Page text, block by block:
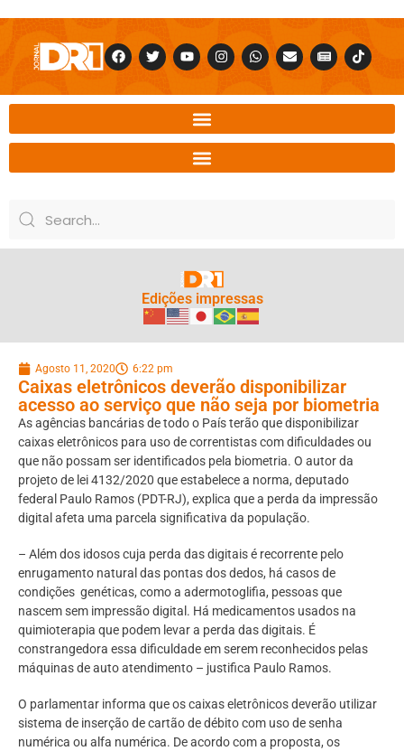
Edições impressas
Agosto 11, 2020 6:22 pm
Caixas eletrônicos deverão disponibilizar
acesso ao serviço que não seja por biometria
As agências bancárias de todo o País terão que disponibilizar
caixas eletrônicos para uso de correntistas com dificuldades ou
que não possam ser identificados pela biometria. O autor da
projeto de lei 4132/2020 que estabelece a norma, deputado
federal Paulo Ramos (PDT-RJ), explica que a perda da impressão
digital afeta uma parcela significativa da população.
– Além dos idosos cuja perda das digitais é recorrente pelo
enrugamento natural das pontas dos dedos, há casos de
condições genéticas, como a adermotoglifia, pessoas que
nascem sem impressão digital. Há medicamentos usados na
quimioterapia que podem levar a perda das digitais. É
constrangedora essa dificuldade em serem reconhecidos pelas
máquinas de auto atendimento – justifica Paulo Ramos.
O parlamentar informa que os caixas eletrônicos deverão utilizar
sistema de inserção de cartão de débito com uso de senha
numérica ou alfa numérica. De acordo com a proposta, os